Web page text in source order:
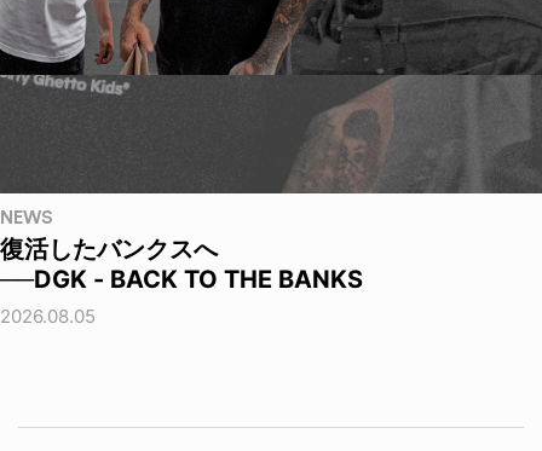
NEWS
復活したバンクスへ
──DGK - BACK TO THE BANKS
2026.08.05